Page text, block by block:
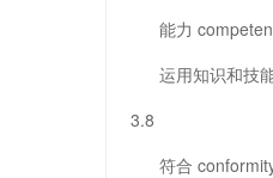
能力
运用知识和技能
3.8
符合